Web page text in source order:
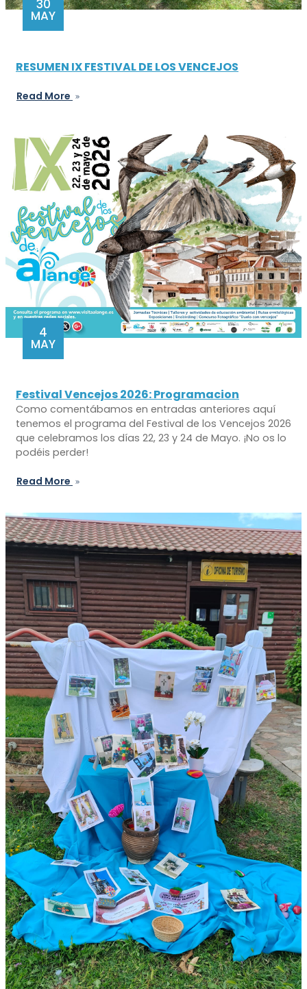
30
MAY
RESUMEN IX FESTIVAL DE LOS VENCEJOS
Read More
4
MAY
Festival Vencejos 2026: Programacion
Como comentábamos en entradas anteriores aquí
tenemos el programa del Festival de los Vencejos 2026
que celebramos los días 22, 23 y 24 de Mayo. ¡No os lo
podéis perder!
Read More